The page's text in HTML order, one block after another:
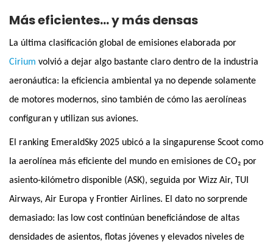
Más eficientes… y más densas
La última clasificación global de emisiones elaborada por
Cirium volvió a dejar algo bastante claro dentro de la industria
aeronáutica: la eficiencia ambiental ya no depende solamente
de motores modernos, sino también de cómo las aerolíneas
configuran y utilizan sus aviones.
El ranking EmeraldSky 2025 ubicó a la singapurense Scoot como
la aerolínea más eficiente del mundo en emisiones de CO₂ por
asiento-kilómetro disponible (ASK), seguida por Wizz Air, TUI
Airways, Air Europa y Frontier Airlines. El dato no sorprende
demasiado: las low cost continúan beneficiándose de altas
densidades de asientos, flotas jóvenes y elevados niveles de